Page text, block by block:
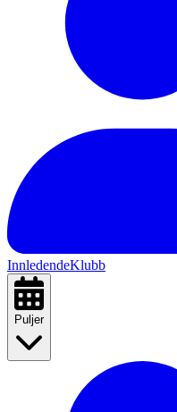
InnledendeKlubb
Puljer